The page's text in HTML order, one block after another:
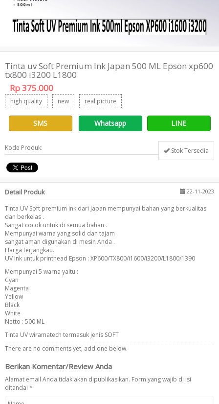
Tinta uv Soft Premium Ink Japan 500 ML Epson xp600
tx800 i3200 L1800
Rp 375.000
high quality new real picture
SMS Whatsapp LINE
Kode Produk: Stok Tersedia
Detail Produk 22-11-2023
Tinta UV Soft premium ink dari japan mempunyai bahan yang berkualitas
dan berkelas .
Sangat cocok untuk di semua bahan .
Mempunyai warna yang solid dan tajam .
sangat aman digunakan di mesin Anda .
Harga terjangkau.
UV Ink untuk printhead Epson : XP600/TX800/i1600/i3200/L1800/1390
Mempunyai 5 warna yaitu :
Cyan
Magenta
Yellow
Black
White
Netto : 500 ML
Tinta UV wiramatech termasuk jenis SOFT
There are no comments yet, add one below.
Berikan Komentar/Review Anda
Alamat email Anda tidak akan dipublikasikan. Form yang wajib di isi
ditandai *